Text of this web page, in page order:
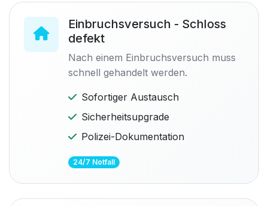
Einbruchsversuch - Schloss
defekt
Nach einem Einbruchsversuch muss
schnell gehandelt werden.
Sofortiger Austausch
Sicherheitsupgrade
Polizei-Dokumentation
24/7 Notfall